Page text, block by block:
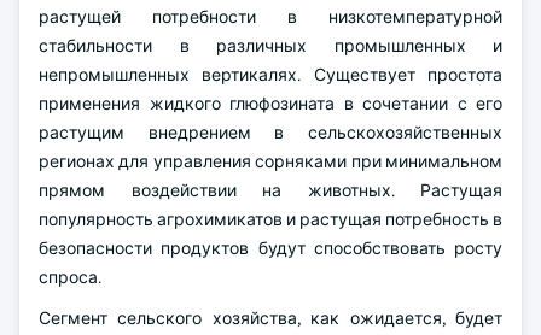
растущей потребности в низкотемпературной
стабильности в различных промышленных и
непромышленных вертикалях. Существует простота
применения жидкого глюфозината в сочетании с его
растущим внедрением в сельскохозяйственных
регионах для управления сорняками при минимальном
прямом воздействии на животных. Растущая
популярность агрохимикатов и растущая потребность в
безопасности продуктов будут способствовать росту
спроса.
Сегмент сельского хозяйства, как ожидается, будет